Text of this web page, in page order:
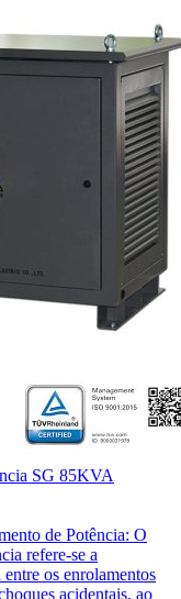
SG 85KVA
de Potência: O
refere-se a
os enrolamentos
acidentais, ao